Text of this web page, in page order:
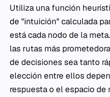
Utiliza una función
de "intuición" calculada
está cada nodo de la
las rutas más
de decisiones sea tanto
elección entre ellos
respuesta o el espacio de